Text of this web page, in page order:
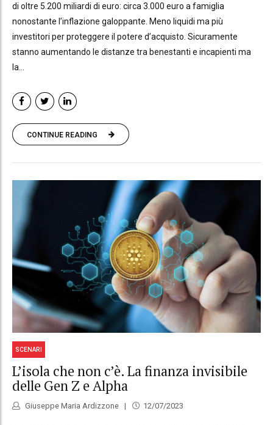
di oltre 5.200 miliardi di euro: circa 3.000 euro a famiglia
nonostante l’inflazione galoppante. Meno liquidi ma più
investitori per proteggere il potere d’acquisto. Sicuramente
stanno aumentando le distanze tra benestanti e incapienti ma
la...
CONTINUE READING
SCENARI
L’isola che non c’è. La finanza invisibile
delle Gen Z e Alpha
Giuseppe Maria Ardizzone 12/07/2023